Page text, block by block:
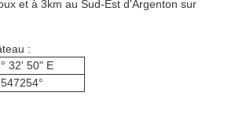
et à 3km au Sud-Est d'Argenton sur
:
32' 50" E